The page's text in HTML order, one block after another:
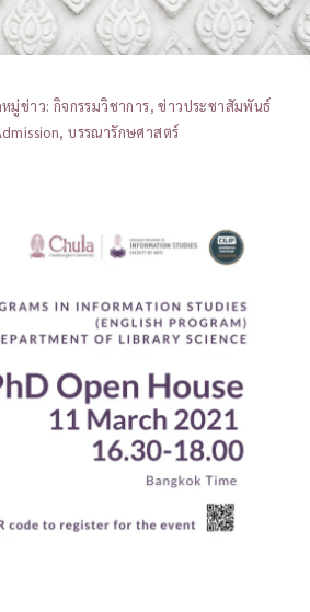
มู่ข่าว: กิจกรรมวิชาการ,ข่าวประชาสัมพันธ์
,บรรณารักษศาสตร์